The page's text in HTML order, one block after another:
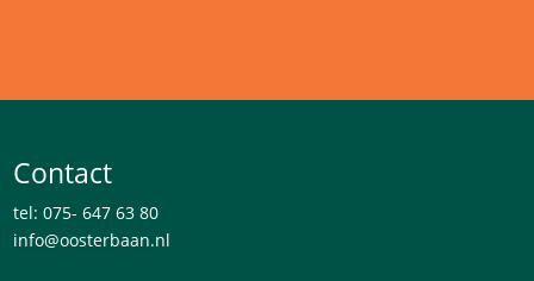
Contact
tel: 075- 647 63 80
info@oosterbaan.nl